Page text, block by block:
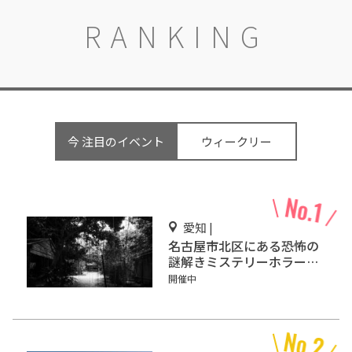
RANKING
今 注目のイベント ウィークリー
愛知 |
名古屋市北区にある恐怖の
謎解きミステリーホラー
「エモい家」あなたは行き
開催中